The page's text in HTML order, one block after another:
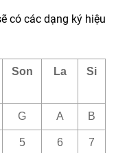
có các dạng ký hiệu
Son La Si
G A B
5 6 7